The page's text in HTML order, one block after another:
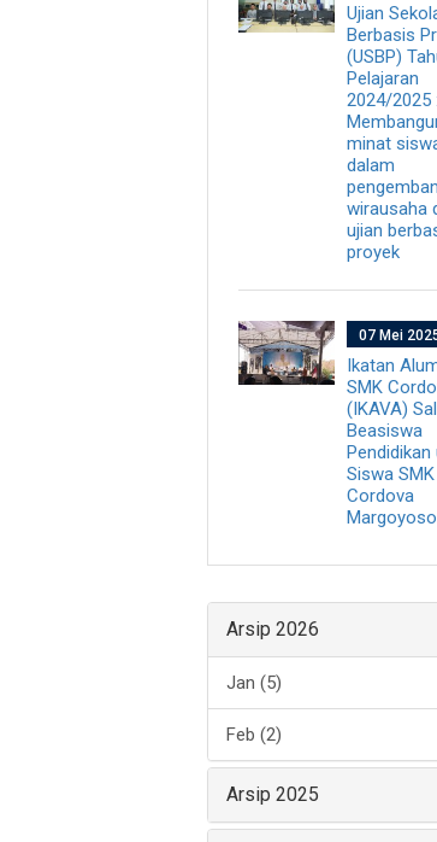
Ujian
Berbasis
(USBP)
Pelajaran
2024/2025 :
minat
dalam
wirausaha
ujian
proyek
07 Mei
Ikatan
SMK
(IKAVA)
Beasiswa
Pendidikan
Siswa SMK
Cordova
Margoyoso
Arsip 2026
Jan (5)
Feb (2)
Arsip 2025